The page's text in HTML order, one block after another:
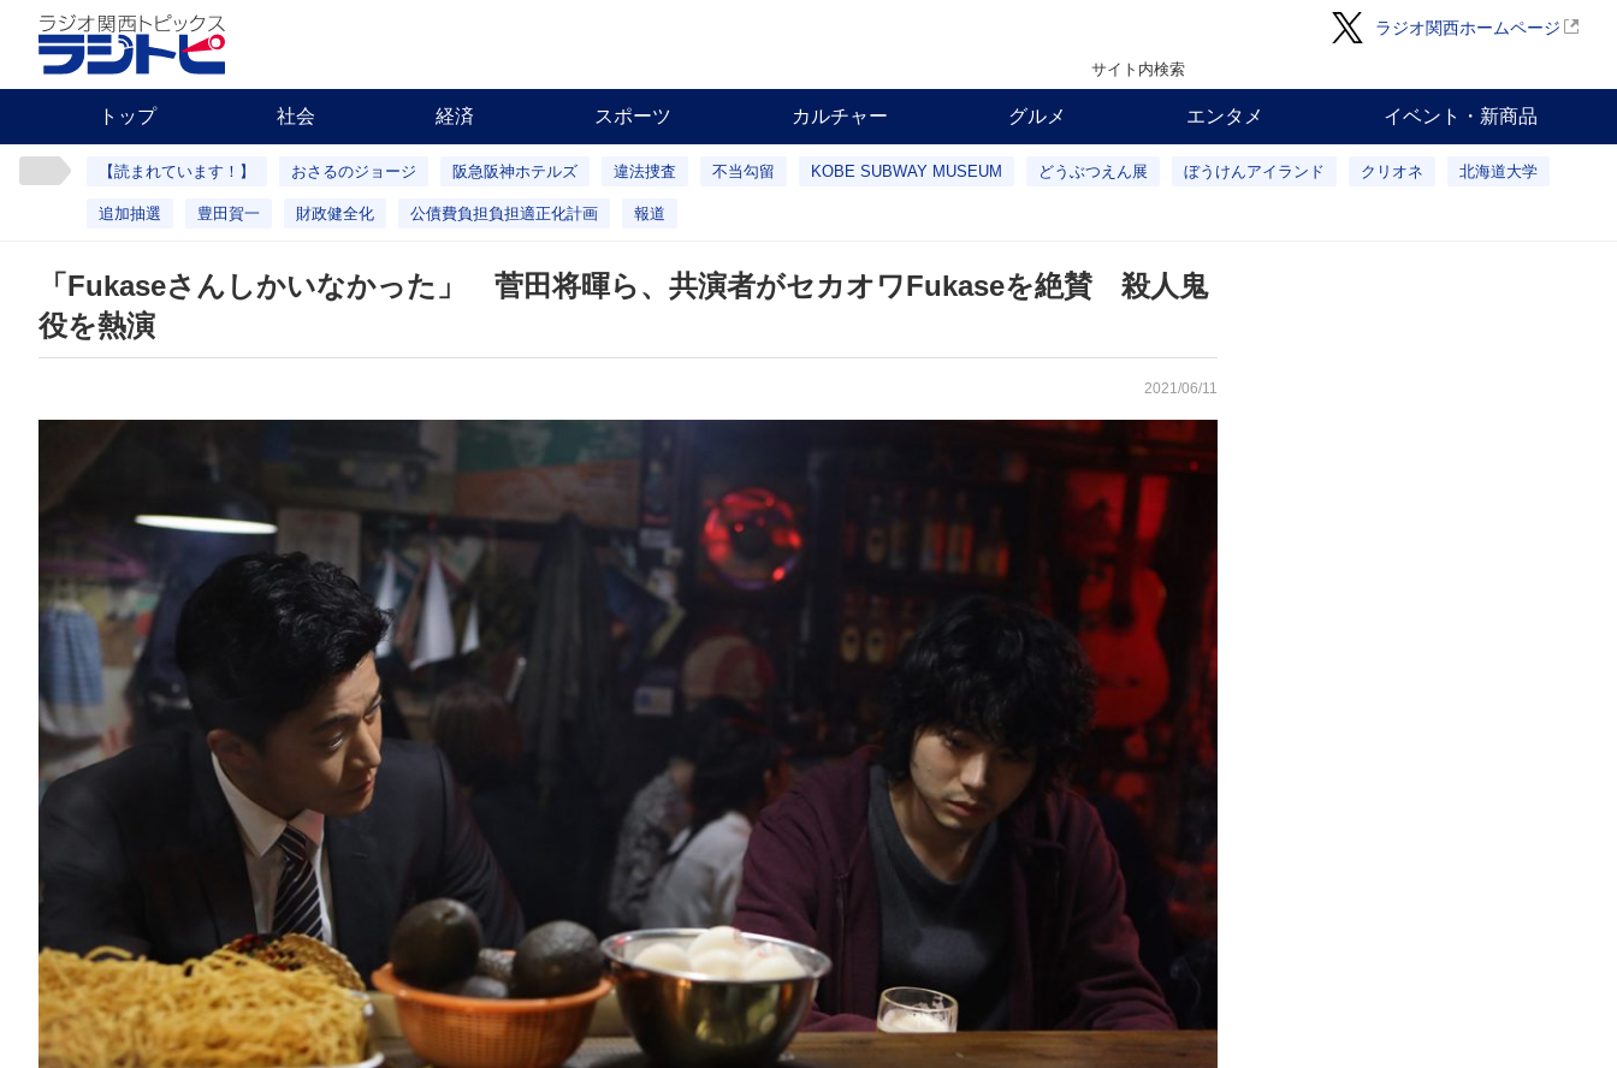
ラジオ関西ホームページ
サイト内検索
トップ 社会 経済 スポーツ カルチャー グルメ エンタメ イベント・新商品
【読まれています！】 おさるのジョージ 阪急阪神ホテルズ 違法捜査 不当勾留 KOBE SUBWAY MUSEUM どうぶつえん展 ぼうけんアイランド クリオネ 北海道大学
追加抽選 豊田賀一 財政健全化 公債費負担負担適正化計画 報道
「Fukaseさんしかいなかった」 菅田将暉ら、共演者がセカオワFukaseを絶賛 殺人鬼
役を熱演
2021/06/11